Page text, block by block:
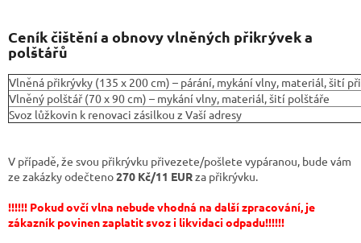
Ceník čištění a obnovy vlněných přikrývek a
polštářů
Vlněná přikrývky (135 x 200 cm) – párání, mykání vlny, materiál, šití
Vlněný polštář (70 x 90 cm) – mykání vlny, materiál, šití polštáře
Svoz lůžkovin k renovaci zásilkou z Vaší adresy
V případě, že svou přikrývku přivezete/pošlete vypáranou, bude vám
ze zakázky odečteno270 Kč/11 EURza přikrývku.
!!!!!! Pokud ovčí vlna nebude vhodná na další zpracování, je
zákazník povinen zaplatit svoz i likvidaci odpadu!!!!!!